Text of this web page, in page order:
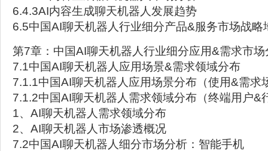
6.4.3AI内容生成聊天机器人发展趋势
6.5中国AI聊天机器人行业细分产品&服务市场战略
第7章：中国AI聊天机器人行业细分应用&需求市场
7.1中国AI聊天机器人应用场景&需求领域分布
7.1.1中国AI聊天机器人应用场景分布（使用&需求
7.1.2中国AI聊天机器人需求领域分布（终端用户&
1、AI聊天机器人需求领域分布
2、AI聊天机器人市场渗透概况
7.2中国AI聊天机器人细分市场分析：智能手机